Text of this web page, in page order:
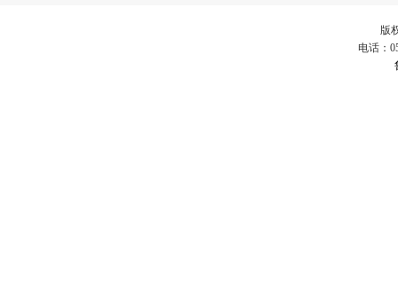
版
电话：